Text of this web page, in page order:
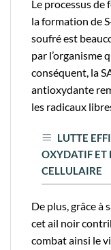
Le processus
la formation de
soufré est
par l’organisme
conséquent, la
antioxydante
les radicaux
LUTTE
OXYDATIF ET
CELLULAIRE
De plus, grâce à
cet ail noir
combat ainsi le